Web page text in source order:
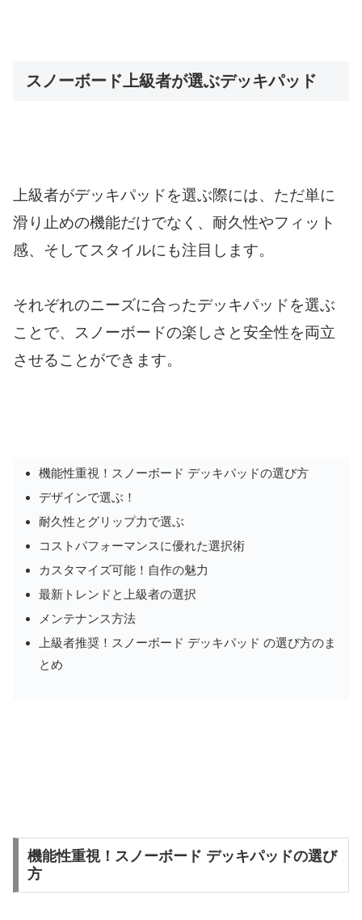
スノーボード上級者が選ぶデッキパッド
上級者がデッキパッドを選ぶ際には、ただ単に
滑り止めの機能だけでなく、耐久性やフィット
感、そしてスタイルにも注目します。
それぞれのニーズに合ったデッキパッドを選ぶ
ことで、スノーボードの楽しさと安全性を両立
させることができます。
機能性重視！スノーボード デッキパッドの選び方
デザインで選ぶ！
耐久性とグリップ力で選ぶ
コストパフォーマンスに優れた選択術
カスタマイズ可能！自作の魅力
最新トレンドと上級者の選択
メンテナンス方法
上級者推奨！スノーボード デッキパッド の選び方のま
とめ
機能性重視！スノーボード デッキパッドの選び
方